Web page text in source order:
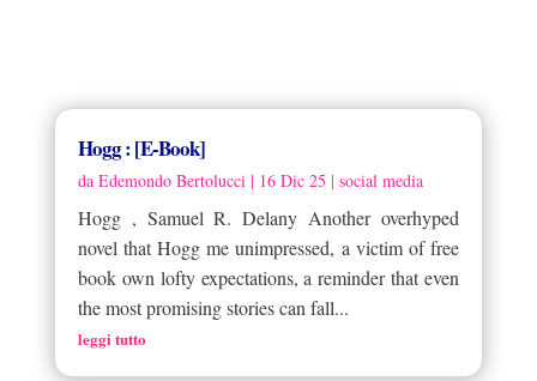
Hogg : [E-Book]
da Edemondo Bertolucci| 16 Dic 25 | social media
Hogg , Samuel R. Delany Another overhyped
novel that Hogg me unimpressed, a victim of free
book own lofty expectations, a reminder that even
the most promising stories can fall...
leggi tutto